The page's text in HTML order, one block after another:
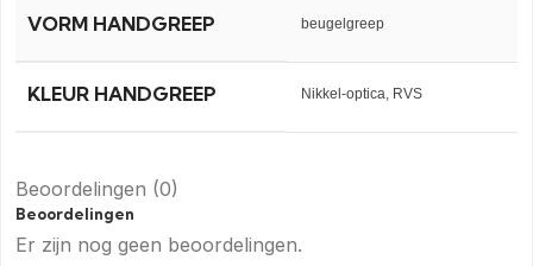
VORM HANDGREEP beugelgreep
KLEUR HANDGREEP Nikkel-optica, RVS
Beoordelingen (0)
Beoordelingen
Er zijn nog geen beoordelingen.